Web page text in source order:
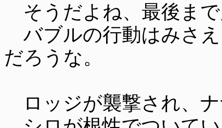
そうだよね、最後ま
バブルの行動はみさ
だろうな。
ロッジが襲撃され、